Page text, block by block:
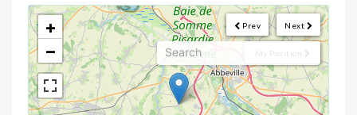
Next
Prev
My Position
<!---->
+
−